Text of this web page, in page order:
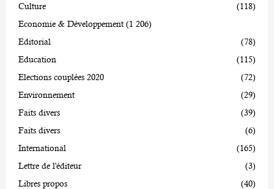
Culture
(118)
Economie & Développement (1 206)
Editorial
(78)
Education
(115)
Elections couplées 2020
(72)
Environnement
(29)
Faits divers
(39)
Faits divers
(6)
International
(165)
Lettre de l'éditeur
(3)
Libres propos
(40)